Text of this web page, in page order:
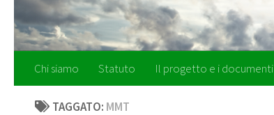
Chi siamo Statuto Il progetto e i documenti
TAGGATO: MMT